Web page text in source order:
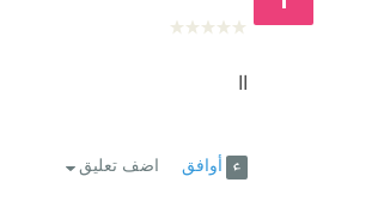
اا
أوافق اضف تعليق